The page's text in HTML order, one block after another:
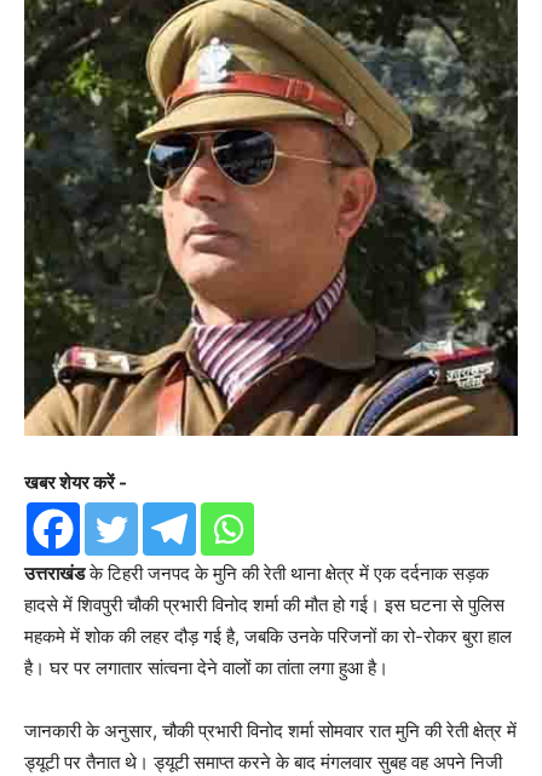
खबर शेयर करें -
उत्तराखंडके टिहरी जनपद के मुनि की रेती थाना क्षेत्र में एक दर्दनाक सड़क
हादसे में शिवपुरी चौकी प्रभारी विनोद शर्मा की मौत हो गई। इस घटना से पुलिस
महकमे में शोक की लहर दौड़ गई है, जबकि उनके परिजनों का रो-रोकर बुरा हाल
है। घर पर लगातार सांत्वना देने वालों का तांता लगा हुआ है।
जानकारी के अनुसार, चौकी प्रभारी विनोद शर्मा सोमवार रात मुनि की रेती क्षेत्र में
ड्यूटी पर तैनात थे। ड्यूटी समाप्त करने के बाद मंगलवार सुबह वह अपने निजी